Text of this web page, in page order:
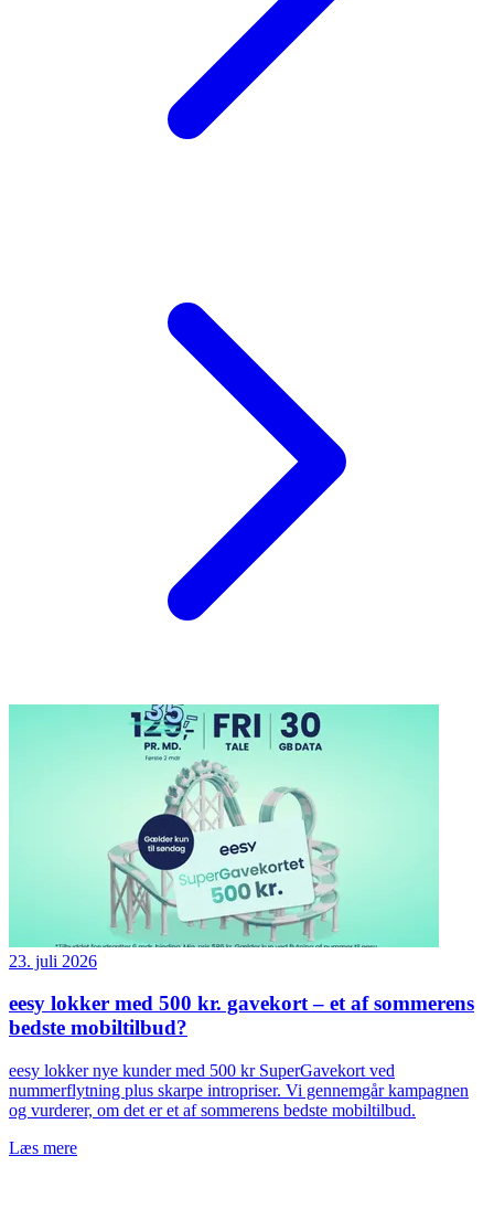
23. juli 2026
eesy lokker med 500 kr. gavekort – et af sommerens
bedste mobiltilbud?
eesy lokker nye kunder med 500 kr SuperGavekort ved
nummerflytning plus skarpe intropriser. Vi gennemgår kampagnen
og vurderer, om det er et af sommerens bedste mobiltilbud.
Læs mere